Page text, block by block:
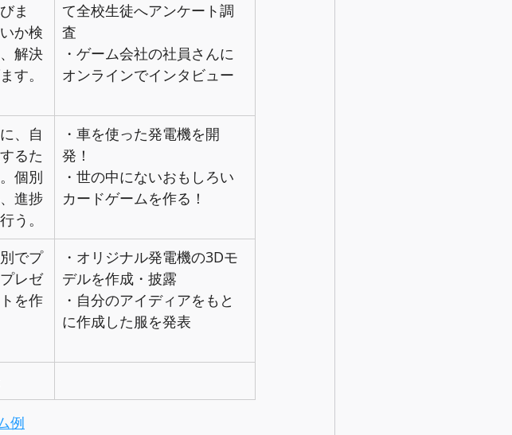
ま
か検
解決
す。
て全校生徒へアンケート調
査
・ゲーム会社の社員さんに
オンラインでインタビュー
、自
るた
個別
進捗
う。
・車を使った発電機を開
発！
・世の中にないおもしろい
カードゲームを作る！
でプ
レゼ
を作
・オリジナル発電機の3Dモ
デルを作成・披露
・自分のアイディアをもと
に作成した服を発表
例